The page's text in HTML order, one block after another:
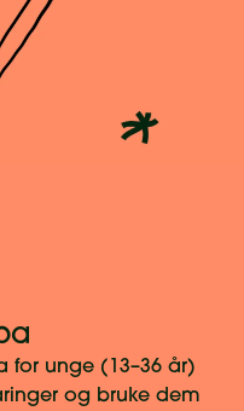
for unge (13–36 år)
og bruke dem